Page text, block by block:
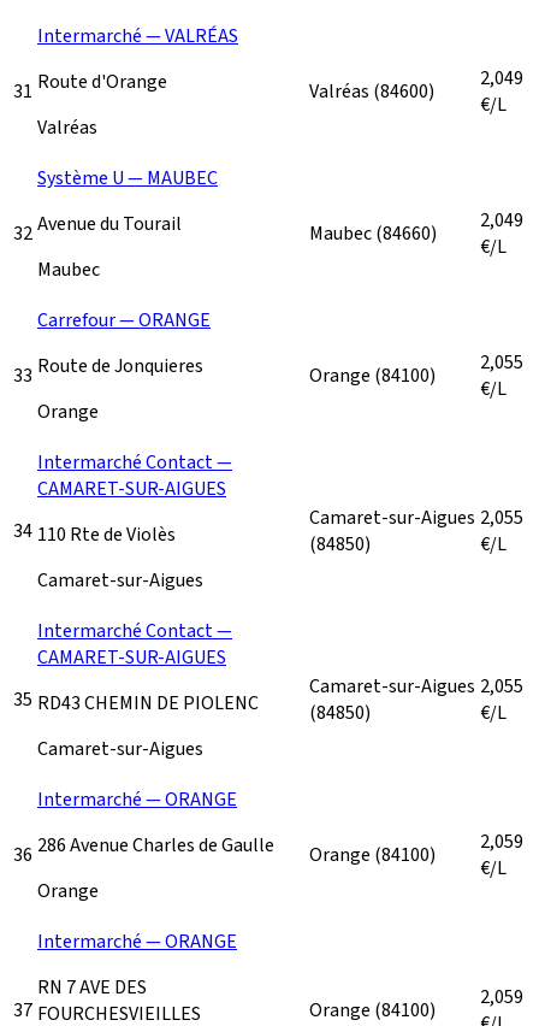
31
Intermarché — VALRÉAS
Route d'Orange
Valréas
Valréas (84600)
2,049
€/L
32
Système U — MAUBEC
Avenue du Tourail
Maubec
Maubec(84660)
2,049
€/L
33
Carrefour — ORANGE
Route de Jonquieres
Orange
Orange (84100)
2,055
€/L
34
Intermarché Contact —
CAMARET-SUR-AIGUES
110 Rte de Violès
Camaret-sur-Aigues
Camaret-sur-Aigues
(84850)
2,055
€/L
35
Intermarché Contact —
CAMARET-SUR-AIGUES
RD43 CHEMIN DE PIOLENC
Camaret-sur-Aigues
Camaret-sur-Aigues
(84850)
2,055
€/L
36
Intermarché — ORANGE
286 Avenue Charles de Gaulle
Orange
Orange (84100)
2,059
€/L
37
Intermarché — ORANGE
RN 7 AVE DES
FOURCHESVIEILLES
Orange (84100)
2,059